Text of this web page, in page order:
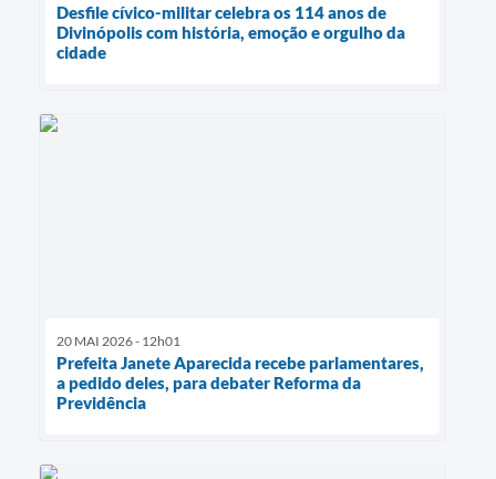
Desfile cívico-militar celebra os 114 anos de
Divinópolis com história, emoção e orgulho da
cidade
20 MAI 2026 - 12h01
Prefeita Janete Aparecida recebe parlamentares,
a pedido deles, para debater Reforma da
Previdência